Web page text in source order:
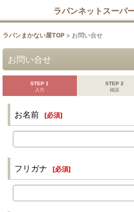
ラパンネットスーパ
ラパンまかない屋TOP > お問い合せ
お問い合せ
STEP 1
入力
STEP 2
確認
お名前 [必須]
フリガナ [必須]